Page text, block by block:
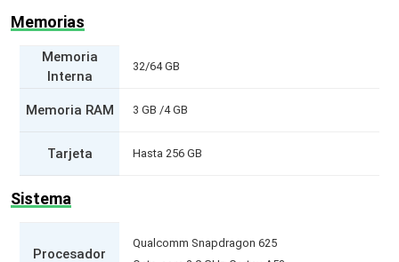
Memorias
Memoria
Interna
32/64 GB
Memoria RAM 3 GB /4 GB
Tarjeta Hasta 256 GB
Sistema
Procesador
Qualcomm Snapdragon 625